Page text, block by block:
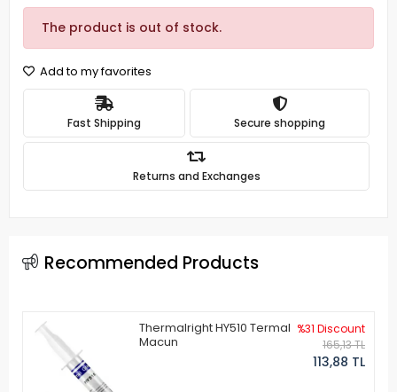
The product is out of stock.
Add to my favorites
Fast Shipping Secure shopping
Returns and Exchanges
Recommended Products
Thermalright HY510 Termal
Macun
%31 Discount
165,13 TL
113,88 TL